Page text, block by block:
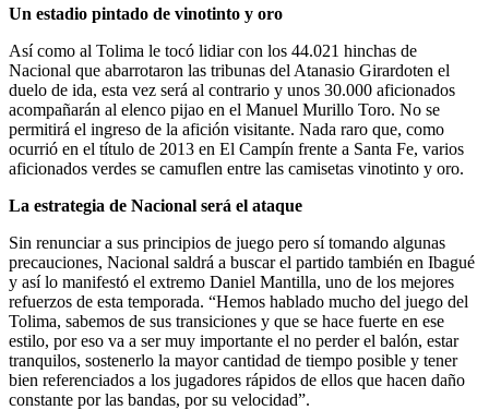
Un estadio pintado de vinotinto y oro
Así como al Tolima le tocó lidiar con los 44.021 hinchas de
Nacional que abarrotaron las tribunas del Atanasio Girardoten el
duelo de ida, esta vez será al contrario y unos 30.000 aficionados
acompañarán al elenco pijao en el Manuel Murillo Toro. No se
permitirá el ingreso de la afición visitante. Nada raro que, como
ocurrió en el título de 2013 en El Campín frente a Santa Fe, varios
aficionados verdes se camuflen entre las camisetas vinotinto y oro.
La estrategia de Nacional será el ataque
Sin renunciar a sus principios de juego pero sí tomando algunas
precauciones, Nacional saldrá a buscar el partido también en Ibagué
y así lo manifestó el extremo Daniel Mantilla, uno de los mejores
refuerzos de esta temporada. “Hemos hablado mucho del juego del
Tolima, sabemos de sus transiciones y que se hace fuerte en ese
estilo, por eso va a ser muy importante el no perder el balón, estar
tranquilos, sostenerlo la mayor cantidad de tiempo posible y tener
bien referenciados a los jugadores rápidos de ellos que hacen daño
constante por las bandas, por su velocidad”.